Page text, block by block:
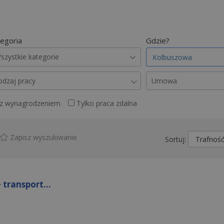
kategorie
Gdzie?
pracy Umowa
wynagrodzeniem Tylko praca zdalna
Sortuj:
Zapisz wyszukiwanie
transport...